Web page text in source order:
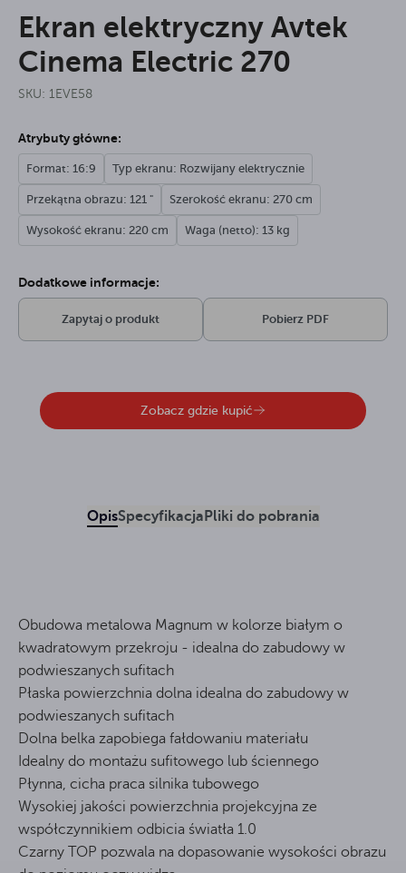
Ekran elektryczny Avtek
Cinema Electric 270
SKU: 1EVE58
Atrybuty główne:
Format: 16:9 Typ ekranu: Rozwijany elektrycznie
Przekątna obrazu: 121 " Szerokość ekranu: 270 cm
Wysokość ekranu: 220 cm Waga (netto): 13 kg
Dodatkowe informacje:
Zapytaj o produkt Pobierz PDF
Zobacz gdzie kupić
OpisSpecyfikacja Pliki do pobrania
Obudowa metalowa Magnum w kolorze białym o
kwadratowym przekroju - idealna do zabudowy w
podwieszanych sufitach
Płaska powierzchnia dolna idealna do zabudowy w
podwieszanych sufitach
Dolna belka zapobiega fałdowaniu materiału
Idealny do montażu sufitowego lub ściennego
Płynna, cicha praca silnika tubowego
Wysokiej jakości powierzchnia projekcyjna ze
współczynnikiem odbicia światła 1.0
Czarny TOP pozwala na dopasowanie wysokości obrazu